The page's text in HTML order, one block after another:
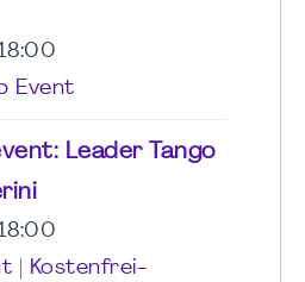
Event
Leader Tango
Kostenfrei-